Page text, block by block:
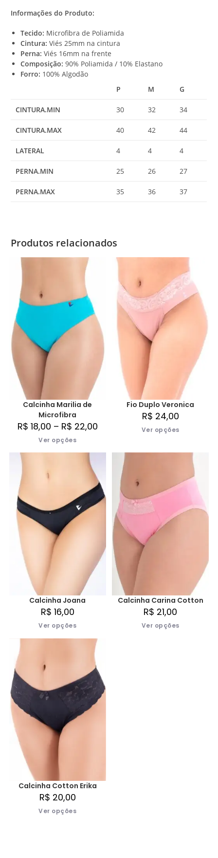
0
Informações do Produto:
Tecido: Microfibra de Poliamida
Cintura: Viés 25mm na cintura
Perna:Viés 16mm na frente
Composição: 90% Poliamida / 10% Elastano
Forro: 100% Algodão
P
M G
CINTURA.MIN 30 32 34
CINTURA.MAX 40 42 44
LATERAL 4 4 4
PERNA.MIN 25 26 27
PERNA.MAX 35 36 37
Produtos relacionados
Calcinha Marilia de
Microfibra
R$ 18,00 – R$ 22,00
Ver opções
Fio Duplo Veronica
R$ 24,00
Ver opções
Calcinha Joana
R$ 16,00
Ver opções
Calcinha Carina Cotton
R$ 21,00
Ver opções
Calcinha Cotton Erika
R$ 20,00
Ver opções